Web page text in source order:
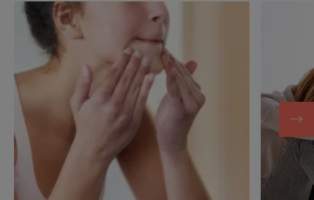
Открийте
Грижа
склонна
към
акне
кожа
при
тийнейджъри
акнето
върху